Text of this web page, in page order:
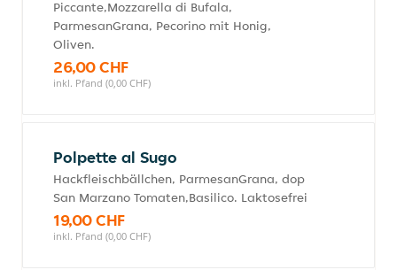
Piccante,Mozzarella di Bufala,
ParmesanGrana, Pecorino mit Honig,
Oliven.
26,00 CHF
inkl. Pfand (0,00 CHF)
Polpette al Sugo
Hackfleischbällchen, ParmesanGrana, dop
San Marzano Tomaten,Basilico. Laktosefrei
19,00 CHF
inkl. Pfand (0,00 CHF)